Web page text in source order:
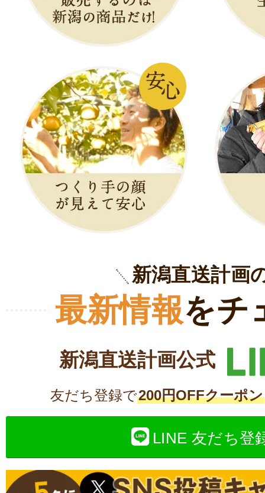
新潟直送計画
最新情報をチ
新潟直送計画公式
友だち登録で200円OFFクーポン
LINE 友だち登